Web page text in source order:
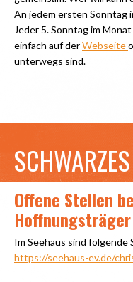
An jedem ersten Sonntag
Jeder 5. Sonntag im
einfach auf derWebseite
unterwegs sind.
Offene Stellen
Hoffnungsträger
Im Seehaus sind folgende
https://seehaus-ev.de/